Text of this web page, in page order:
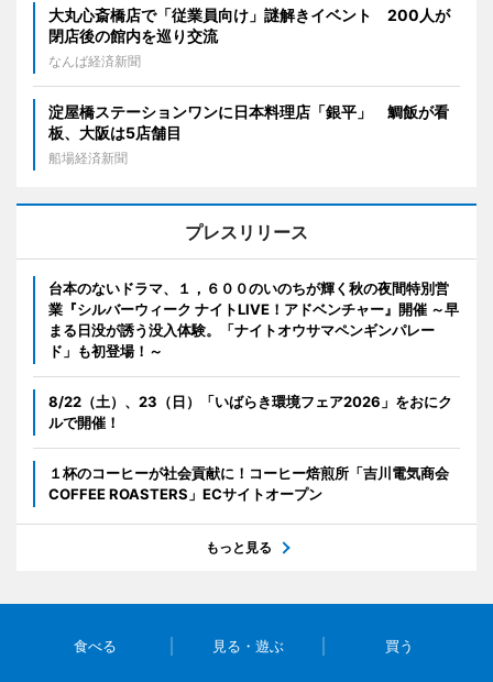
大丸心斎橋店で「従業員向け」謎解きイベント 200人が
閉店後の館内を巡り交流
なんば経済新聞
淀屋橋ステーションワンに日本料理店「銀平」 鯛飯が看
板、大阪は5店舗目
船場経済新聞
プレスリリース
台本のないドラマ、１，６００のいのちが輝く秋の夜間特別営
業『シルバーウィーク ナイトLIVE！アドベンチャー』開催 ～早
まる日没が誘う没入体験。「ナイトオウサマペンギンパレー
ド」も初登場！～
8/22（土）、23（日）「いばらき環境フェア2026」をおにク
ルで開催！
１杯のコーヒーが社会貢献に！コーヒー焙煎所「吉川電気商会
COFFEE ROASTERS」ECサイトオープン
もっと見る
食べる 見る・遊ぶ 買う